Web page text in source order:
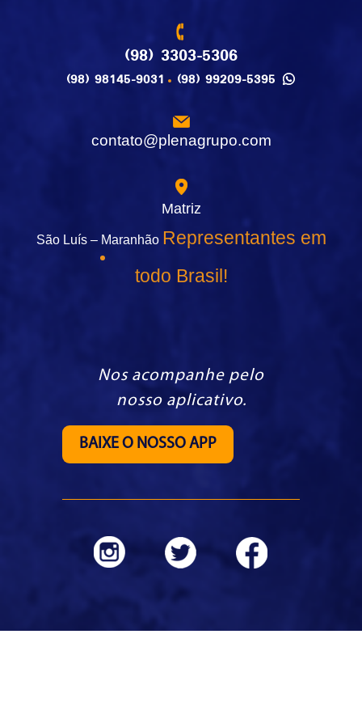
(98) 3303-5306
(98) 98145-9031 (98) 99209-5395
contato@plenagrupo.com
Matriz
São Luís – Maranhão Representantes em
todo Brasil!
Nos acompanhe pelo
nosso aplicativo.
BAIXE O NOSSO APP